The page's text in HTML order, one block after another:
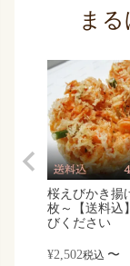
ま
桜えびかき揚
枚～【送料込
びください
¥2,502税込 〜